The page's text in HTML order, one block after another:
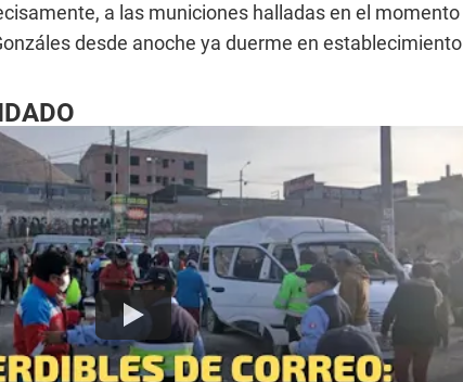
a las municiones halladas en el momento
desde anoche ya duerme en establecimiento